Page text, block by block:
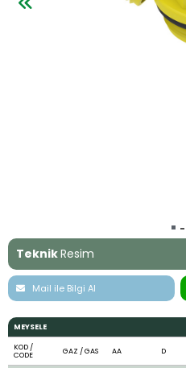
TeknikResim
Mail ile Bilgi Al
MEYSELE
KOD /
CODE
GAZ / GAS AA D